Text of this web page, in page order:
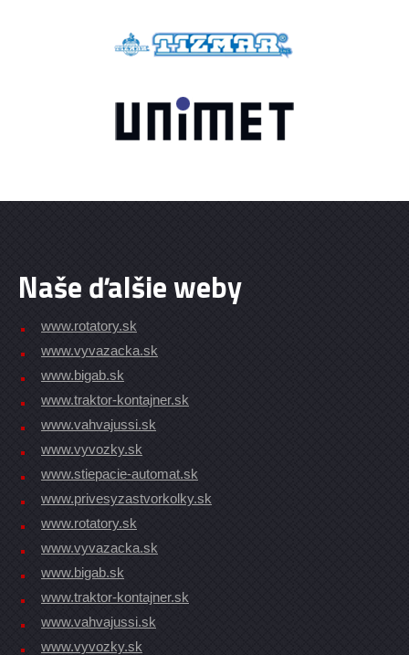
Naše ďalšie weby
www.rotatory.sk
www.vyvazacka.sk
www.bigab.sk
www.traktor-kontajner.sk
www.vahvajussi.sk
www.vyvozky.sk
www.stiepacie-automat.sk
www.privesyzastvorkolky.sk
www.rotatory.sk
www.vyvazacka.sk
www.bigab.sk
www.traktor-kontajner.sk
www.vahvajussi.sk
www.vyvozky.sk